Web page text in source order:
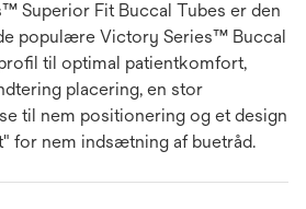
Superior Fit Buccal Tubes er den
populære Victory Series™ Buccal
til optimal patientkomfort,
placering, en stor
til nem positionering og et design
for nem indsætning af buetråd.